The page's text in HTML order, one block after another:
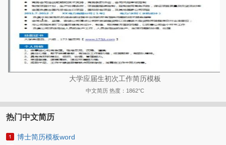
大学应届生初次工作简历模板
中文简历 热度：1862°C
热门中文简历
博士简历模板word